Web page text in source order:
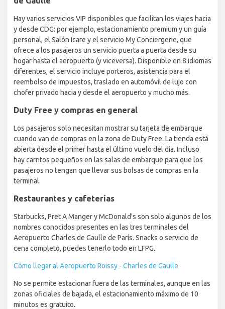
Hay varios servicios VIP disponibles que facilitan los viajes hacia
y desde CDG: por ejemplo, estacionamiento premium y un guía
personal, el Salón Icare y el servicio My Conciergerie, que
ofrece a los pasajeros un servicio puerta a puerta desde su
hogar hasta el aeropuerto (y viceversa). Disponible en 8 idiomas
diferentes, el servicio incluye porteros, asistencia para el
reembolso de impuestos, traslado en automóvil de lujo con
chofer privado hacia y desde el aeropuerto y mucho más.
Duty Free y compras en general
Los pasajeros solo necesitan mostrar su tarjeta de embarque
cuando van de compras en la zona de Duty Free. La tienda está
abierta desde el primer hasta el último vuelo del día. Incluso
hay carritos pequeños en las salas de embarque para que los
pasajeros no tengan que llevar sus bolsas de compras en la
terminal.
Restaurantes y cafeterías
Starbucks, Pret A Manger y McDonald's son solo algunos de los
nombres conocidos presentes en las tres terminales del
Aeropuerto Charles de Gaulle de París. Snacks o servicio de
cena completo, puedes tenerlo todo en LFPG.
Cómo llegar al Aeropuerto Roissy - Charles de Gaulle
No se permite estacionar fuera de las terminales, aunque en las
zonas oficiales de bajada, el estacionamiento máximo de 10
minutos es gratuito.